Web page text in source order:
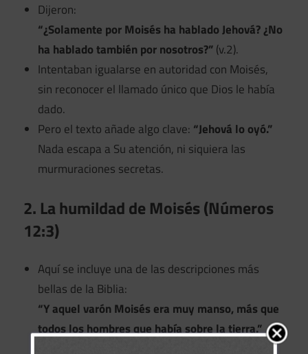
Dijeron:
“¿Solamente por Moisés ha hablado Jehová? ¿No
ha hablado también por nosotros?”(v.2).
Intentaban igualarse en autoridad con Moisés,
sin reconocer el llamado único que Dios le había
dado.
Pero el texto añade algo clave: “Jehová lo oyó.”
Nada escapa a Su atención, ni siquiera las
murmuraciones secretas.
2. La humildad de Moisés (Números
12:3)
Aquí se incluye una de las descripciones más
bellas de la Biblia:
“Y aquel varón Moisés era muy manso, más que
todos los hombres que había sobre la tierra.”